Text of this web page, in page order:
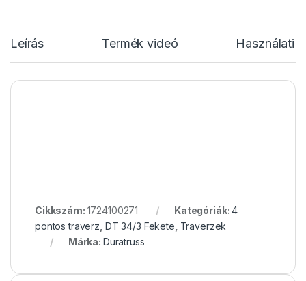
Leírás Termék videó Használati
Cikkszám: 1724100271 Kategóriák:4
pontos traverz DT 34/3 Fekete Traverzek
Márka: Duratruss